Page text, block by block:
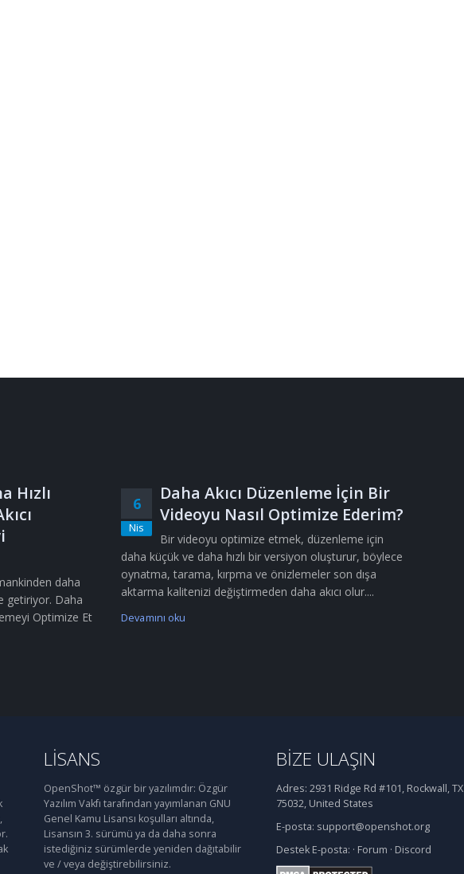
Hızlı
daha
getiriyor. Daha
Optimize Et
6
Nis
Daha Akıcı Düzenleme İçin Bir
Videoyu Nasıl Optimize Ederim?
Bir videoyu optimize etmek, düzenleme için
daha küçük ve daha hızlı bir versiyon oluşturur, böylece
oynatma, tarama, kırpma ve önizlemeler son dışa
aktarma kalitenizi değiştirmeden daha akıcı olur....
Devamını oku
LISANS
OpenShot™ özgür bir yazılımdır: Özgür
Yazılım Vakfı tarafından yayımlanan GNU
Genel Kamu Lisansı koşulları altında,
Lisansın 3. sürümü ya da daha sonra
istediğiniz sürümlerde yeniden dağıtabilir
ve / veya değiştirebilirsiniz.
BIZE ULAŞIN
Adres: 2931 Ridge Rd #101, Rockwall, TX
75032, United States
E-posta: support@openshot.org
Destek E-posta: · Forum · Discord